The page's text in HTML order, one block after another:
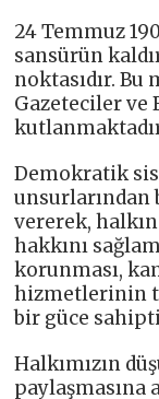
24 Temmuz
sansürün
noktasıdır. Bu
Gazeteciler ve
Demokratik
unsurlarından
vererek,
hakkını
korunması,
hizmetlerinin
bir güce
Halkımızın
paylaşmasına